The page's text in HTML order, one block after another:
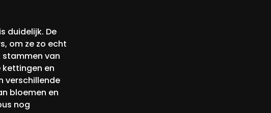
duidelijk. De
om ze zo echt
stammen van
kettingen en
verschillende
bloemen en
nog